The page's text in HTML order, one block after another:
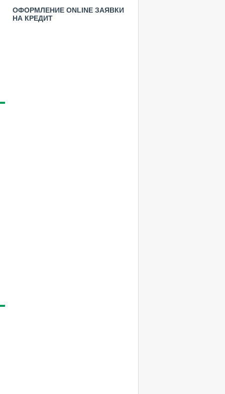
ОФОРМЛЕНИЕ ONLINE ЗАЯВКИ
НА КРЕДИТ